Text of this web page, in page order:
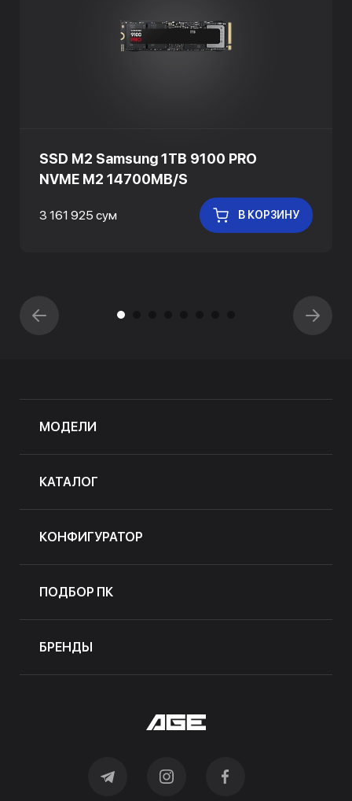
SSD M2 Samsung 1TB 9100 PRO
NVME M2 14700MB/S
3 161 925 сум В КОРЗИНУ
МОДЕЛИ
КАТАЛОГ
КОНФИГУРАТОР
ПОДБОР ПК
БРЕНДЫ